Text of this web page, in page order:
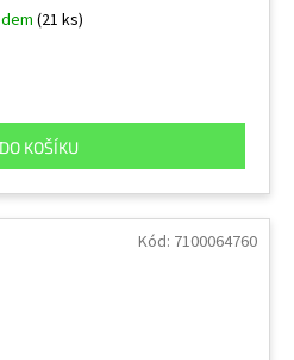
(21 ks)
DO KOŠÍKU
Kód: 7100064760